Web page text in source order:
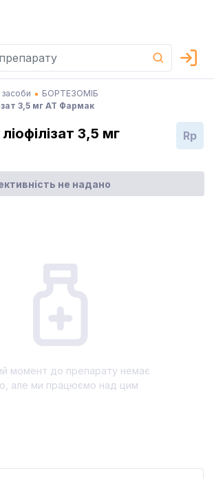
засоби
БОРТЕЗОМІБ
3,5 мг АТ Фармак
ліофілізат 3,5 мг Rp
не надано
момент до препарату немає
але ми працюємо над цим